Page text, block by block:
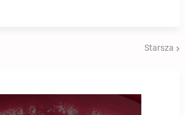
Starsza